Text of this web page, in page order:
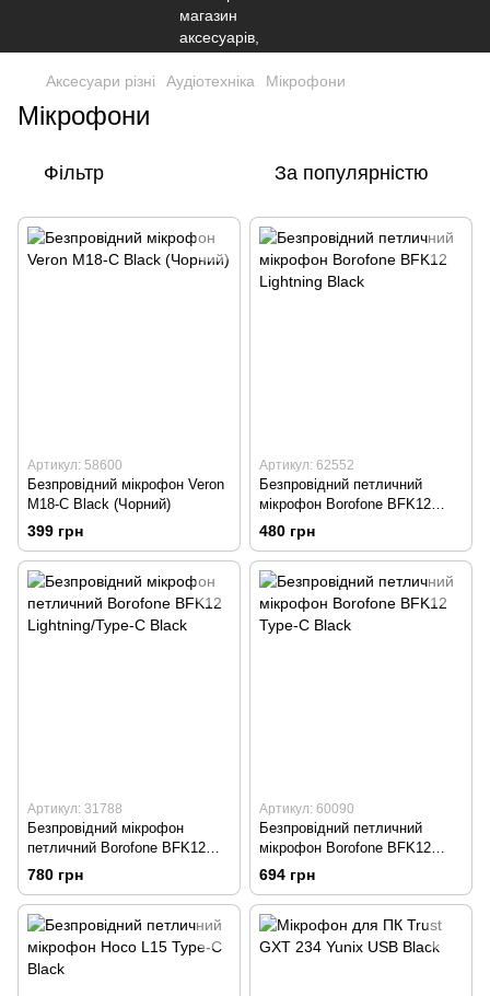
Аксесуари різні Аудіотехніка Мікрофони
Мікрофони
Фільтр За популярністю
Артикул: 58600
Безпровідний мікрофон Veron
M18-C Black (Чорний)
399 грн
Артикул: 62552
Безпровідний петличний
мікрофон Borofone BFK12
Lightning Black
480 грн
Артикул: 31788
Безпровідний мікрофон
петличний Borofone BFK12
Lightning/Type-C Black
780 грн
Артикул: 60090
Безпровідний петличний
мікрофон Borofone BFK12
Type-C Black
694 грн